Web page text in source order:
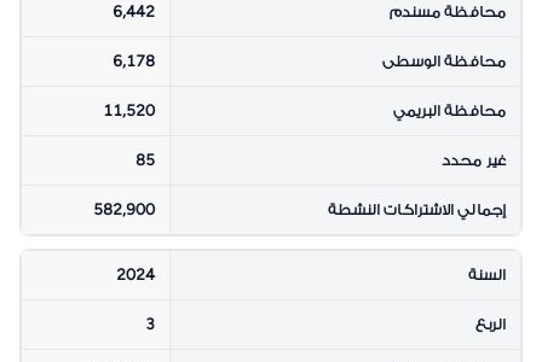
محافظة مسندم 6,442
محافظة الوسطى 6,178
محافظة البريمي 11,520
غير محدد 85
إجمالي الاشتراكات النشطة 582,900
السنة 2024
الربع 3